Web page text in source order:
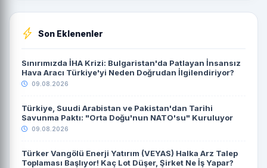
Son Eklenenler
Sınırımızda İHA Krizi: Bulgaristan'da Patlayan İnsansız
Hava Aracı Türkiye'yi Neden Doğrudan İlgilendiriyor?
09.08.2026
Türkiye, Suudi Arabistan ve Pakistan'dan Tarihi
Savunma Paktı: "Orta Doğu'nun NATO'su" Kuruluyor
09.08.2026
Türker Vangölü Enerji Yatırım (VEYAS) Halka Arz Talep
Toplaması Başlıyor! Kaç Lot Düşer, Şirket Ne İş Yapar?